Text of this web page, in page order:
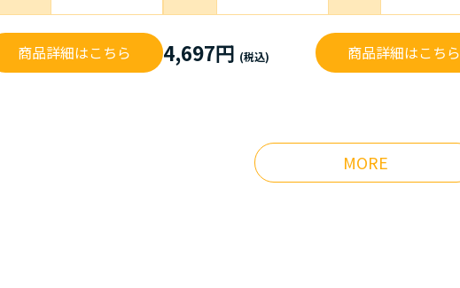
商品詳細はこちら 4,697円 商品詳細はこちら
MORE